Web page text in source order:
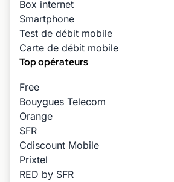
Box internet
Smartphone
Test de débit mobile
Carte de débit mobile
Top opérateurs
Free
Bouygues Telecom
Orange
SFR
Cdiscount Mobile
Prixtel
RED by SFR